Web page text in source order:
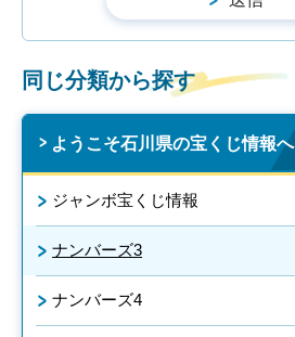
同じ分類から探す
ようこそ石川県の宝くじ情報へ
ジャンボ宝くじ情報
ナンバーズ3
ナンバーズ4